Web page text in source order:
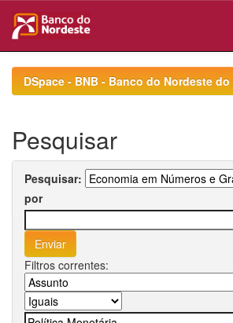
navigationDSpace - BNB - Banco do Nordeste
Pesquisar
Pesquisar:
por
Filtros correntes: